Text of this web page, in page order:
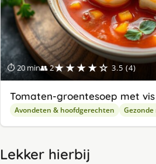
⏱ 20 min👥 2★★★★☆ 3.5 (4)
Tomaten-groentesoep met vis
Avondeten & hoofdgerechten
Lekker hierbij